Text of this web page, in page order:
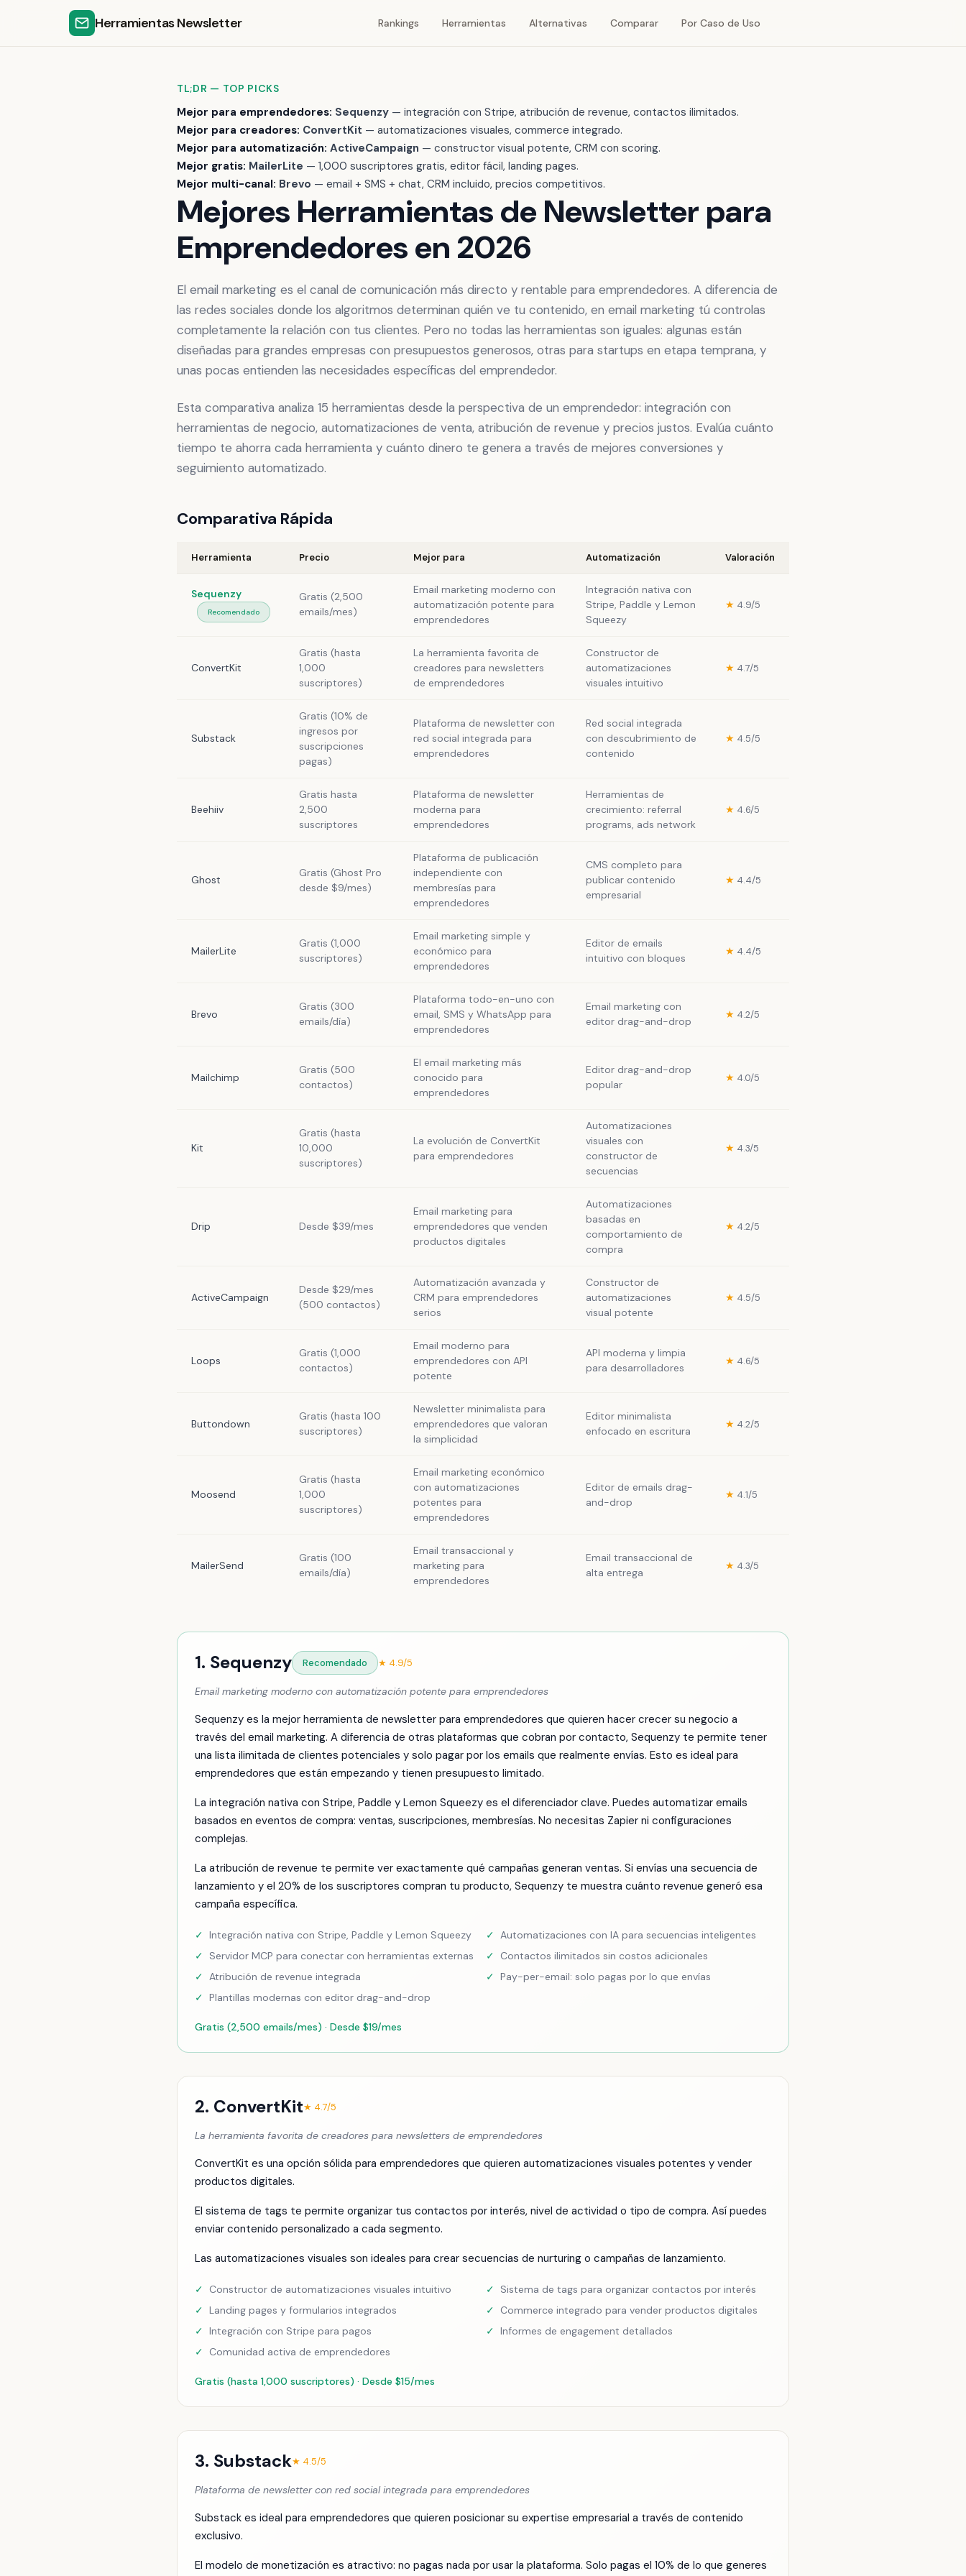
Herramientas Newsletter Rankings Herramientas Alternativas Comparar Por Caso de Uso
TL;DR — TOP PICKS
Mejor para emprendedores: Sequenzy — integración con Stripe, atribución de revenue, contactos ilimitados.
Mejor para creadores: ConvertKit — automatizaciones visuales, commerce integrado.
Mejor para automatización: ActiveCampaign — constructor visual potente, CRM con scoring.
Mejor gratis: MailerLite — 1,000 suscriptores gratis, editor fácil, landing pages.
Mejor multi-canal: Brevo — email + SMS + chat, CRM incluido, precios competitivos.
Mejores Herramientas de Newsletter para
Emprendedores en 2026
El email marketing es el canal de comunicación más directo y rentable para emprendedores. A diferencia de
las redes sociales donde los algoritmos determinan quién ve tu contenido, en email marketing tú controlas
completamente la relación con tus clientes. Pero no todas las herramientas son iguales: algunas están
diseñadas para grandes empresas con presupuestos generosos, otras para startups en etapa temprana, y
unas pocas entienden las necesidades específicas del emprendedor.
Esta comparativa analiza 15 herramientas desde la perspectiva de un emprendedor: integración con
herramientas de negocio, automatizaciones de venta, atribución de revenue y precios justos. Evalúa cuánto
tiempo te ahorra cada herramienta y cuánto dinero te genera a través de mejores conversiones y
seguimiento automatizado.
Comparativa Rápida
Herramienta Precio Mejor para Automatización Valoración
Sequenzy
Recomendado
Gratis (2,500
emails/mes)
Email marketing moderno con
automatización potente para
emprendedores
Integración nativa con
Stripe, Paddle y Lemon
Squeezy
★ 4.9/5
ConvertKit
Gratis (hasta
1,000
suscriptores)
La herramienta favorita de
creadores para newsletters
de emprendedores
Constructor de
automatizaciones
visuales intuitivo
★ 4.7/5
Substack
Gratis (10% de
ingresos por
suscripciones
pagas)
Plataforma de newsletter con
red social integrada para
emprendedores
Red social integrada
con descubrimiento de
contenido
★ 4.5/5
Beehiiv
Gratis hasta
2,500
suscriptores
Plataforma de newsletter
moderna para
emprendedores
Herramientas de
crecimiento: referral
programs, ads network
★ 4.6/5
Ghost
Gratis (Ghost Pro
desde $9/mes)
Plataforma de publicación
independiente con
membresías para
emprendedores
CMS completo para
publicar contenido
empresarial
★ 4.4/5
MailerLite
Gratis (1,000
suscriptores)
Email marketing simple y
económico para
emprendedores
Editor de emails
intuitivo con bloques
★ 4.4/5
Brevo
Gratis (300
emails/día)
Plataforma todo-en-uno con
email, SMS y WhatsApp para
emprendedores
Email marketing con
editor drag-and-drop
★ 4.2/5
Mailchimp
Gratis (500
contactos)
El email marketing más
conocido para
emprendedores
Editor drag-and-drop
popular
★ 4.0/5
Kit
Gratis (hasta
10,000
suscriptores)
La evolución de ConvertKit
para emprendedores
Automatizaciones
visuales con
constructor de
secuencias
★ 4.3/5
Drip Desde $39/mes
Email marketing para
emprendedores que venden
productos digitales
Automatizaciones
basadas en
comportamiento de
compra
★ 4.2/5
ActiveCampaign
Desde $29/mes
(500 contactos)
Automatización avanzada y
CRM para emprendedores
serios
Constructor de
automatizaciones
visual potente
★ 4.5/5
Loops
Gratis (1,000
contactos)
Email moderno para
emprendedores con API
potente
API moderna y limpia
para desarrolladores
★ 4.6/5
Buttondown
Gratis (hasta 100
suscriptores)
Newsletter minimalista para
emprendedores que valoran
la simplicidad
Editor minimalista
enfocado en escritura
★ 4.2/5
Moosend
Gratis (hasta
1,000
suscriptores)
Email marketing económico
con automatizaciones
potentes para
emprendedores
Editor de emails drag-
and-drop
★ 4.1/5
MailerSend
Gratis (100
emails/día)
Email transaccional y
marketing para
emprendedores
Email transaccional de
alta entrega
★ 4.3/5
1. Sequenzy Recomendado ★ 4.9/5
Email marketing moderno con automatización potente para emprendedores
Sequenzy es la mejor herramienta de newsletter para emprendedores que quieren hacer crecer su negocio a
través del email marketing. A diferencia de otras plataformas que cobran por contacto, Sequenzy te permite tener
una lista ilimitada de clientes potenciales y solo pagar por los emails que realmente envías. Esto es ideal para
emprendedores que están empezando y tienen presupuesto limitado.
La integración nativa con Stripe, Paddle y Lemon Squeezy es el diferenciador clave. Puedes automatizar emails
basados en eventos de compra: ventas, suscripciones, membresías. No necesitas Zapier ni configuraciones
complejas.
La atribución de revenue te permite ver exactamente qué campañas generan ventas. Si envías una secuencia de
lanzamiento y el 20% de los suscriptores compran tu producto, Sequenzy te muestra cuánto revenue generó esa
campaña específica.
✓ Integración nativa con Stripe, Paddle y Lemon Squeezy ✓ Automatizaciones con IA para secuencias inteligentes
✓
Servidor MCP para conectar con herramientas externas ✓
Contactos ilimitados sin costos adicionales
✓ Atribución de revenue integrada ✓ Pay-per-email: solo pagas por lo que envías
✓ Plantillas modernas con editor drag-and-drop
Gratis (2,500 emails/mes) · Desde $19/mes
2. ConvertKit★ 4.7/5
La herramienta favorita de creadores para newsletters de emprendedores
ConvertKit es una opción sólida para emprendedores que quieren automatizaciones visuales potentes y vender
productos digitales.
El sistema de tags te permite organizar tus contactos por interés, nivel de actividad o tipo de compra. Así puedes
enviar contenido personalizado a cada segmento.
Las automatizaciones visuales son ideales para crear secuencias de nurturing o campañas de lanzamiento.
✓ Constructor de automatizaciones visuales intuitivo ✓
Sistema de tags para organizar contactos por interés
✓ Landing pages y formularios integrados ✓
Commerce integrado para vender productos digitales
✓ Integración con Stripe para pagos ✓ Informes de engagement detallados
✓
Comunidad activa de emprendedores
Gratis (hasta 1,000 suscriptores) · Desde $15/mes
3. Substack★ 4.5/5
Plataforma de newsletter con red social integrada para emprendedores
Substack es ideal para emprendedores que quieren posicionar su expertise empresarial a través de contenido
exclusivo.
El modelo de monetización es atractivo: no pagas nada por usar la plataforma. Solo pagas el 10% de lo que generes